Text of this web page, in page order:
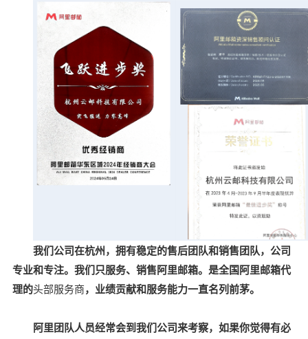
我们公司在杭州，拥有稳定的售后团队和销售团队，公司
专业和专注。我们只服务、销售阿里邮箱。是全国阿里邮箱代
理的头部服务商，业绩贡献和服务能力一直名列前茅。
阿里团队人员经常会到我们公司来考察，如果你觉得有必